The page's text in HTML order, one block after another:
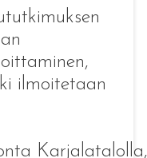
ilmoitetaan
Karjalatalolla,